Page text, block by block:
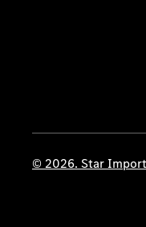
© 2026. Star